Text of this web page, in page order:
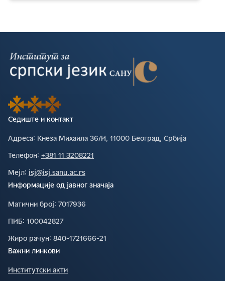
Седиште и контакт
Адреса∶ Кнеза Михаила 36/И, 11000 Београд, Србија
Телефон∶ +381 11 3208221
Мејл∶
isj@isj.sanu.ac.rs
Информације од јавног значаја
Матични број∶ 7017936
ПИБ∶ 100042827
Жиро рачун∶ 840-1721666-21
Важни линкови
Институтски акти